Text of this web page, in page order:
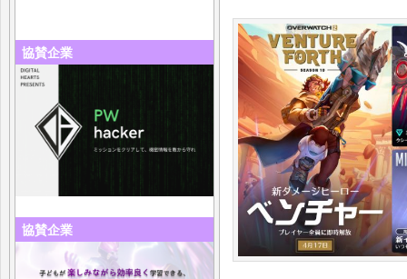
協賛企業
協賛企業